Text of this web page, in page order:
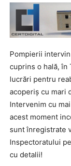
Pompierii
cuprins o hală, în
lucrări pentru
acoperiș cu mari
Intervenim cu
acest moment
sunt înregistrate
Inspectoratului
cu detalii!